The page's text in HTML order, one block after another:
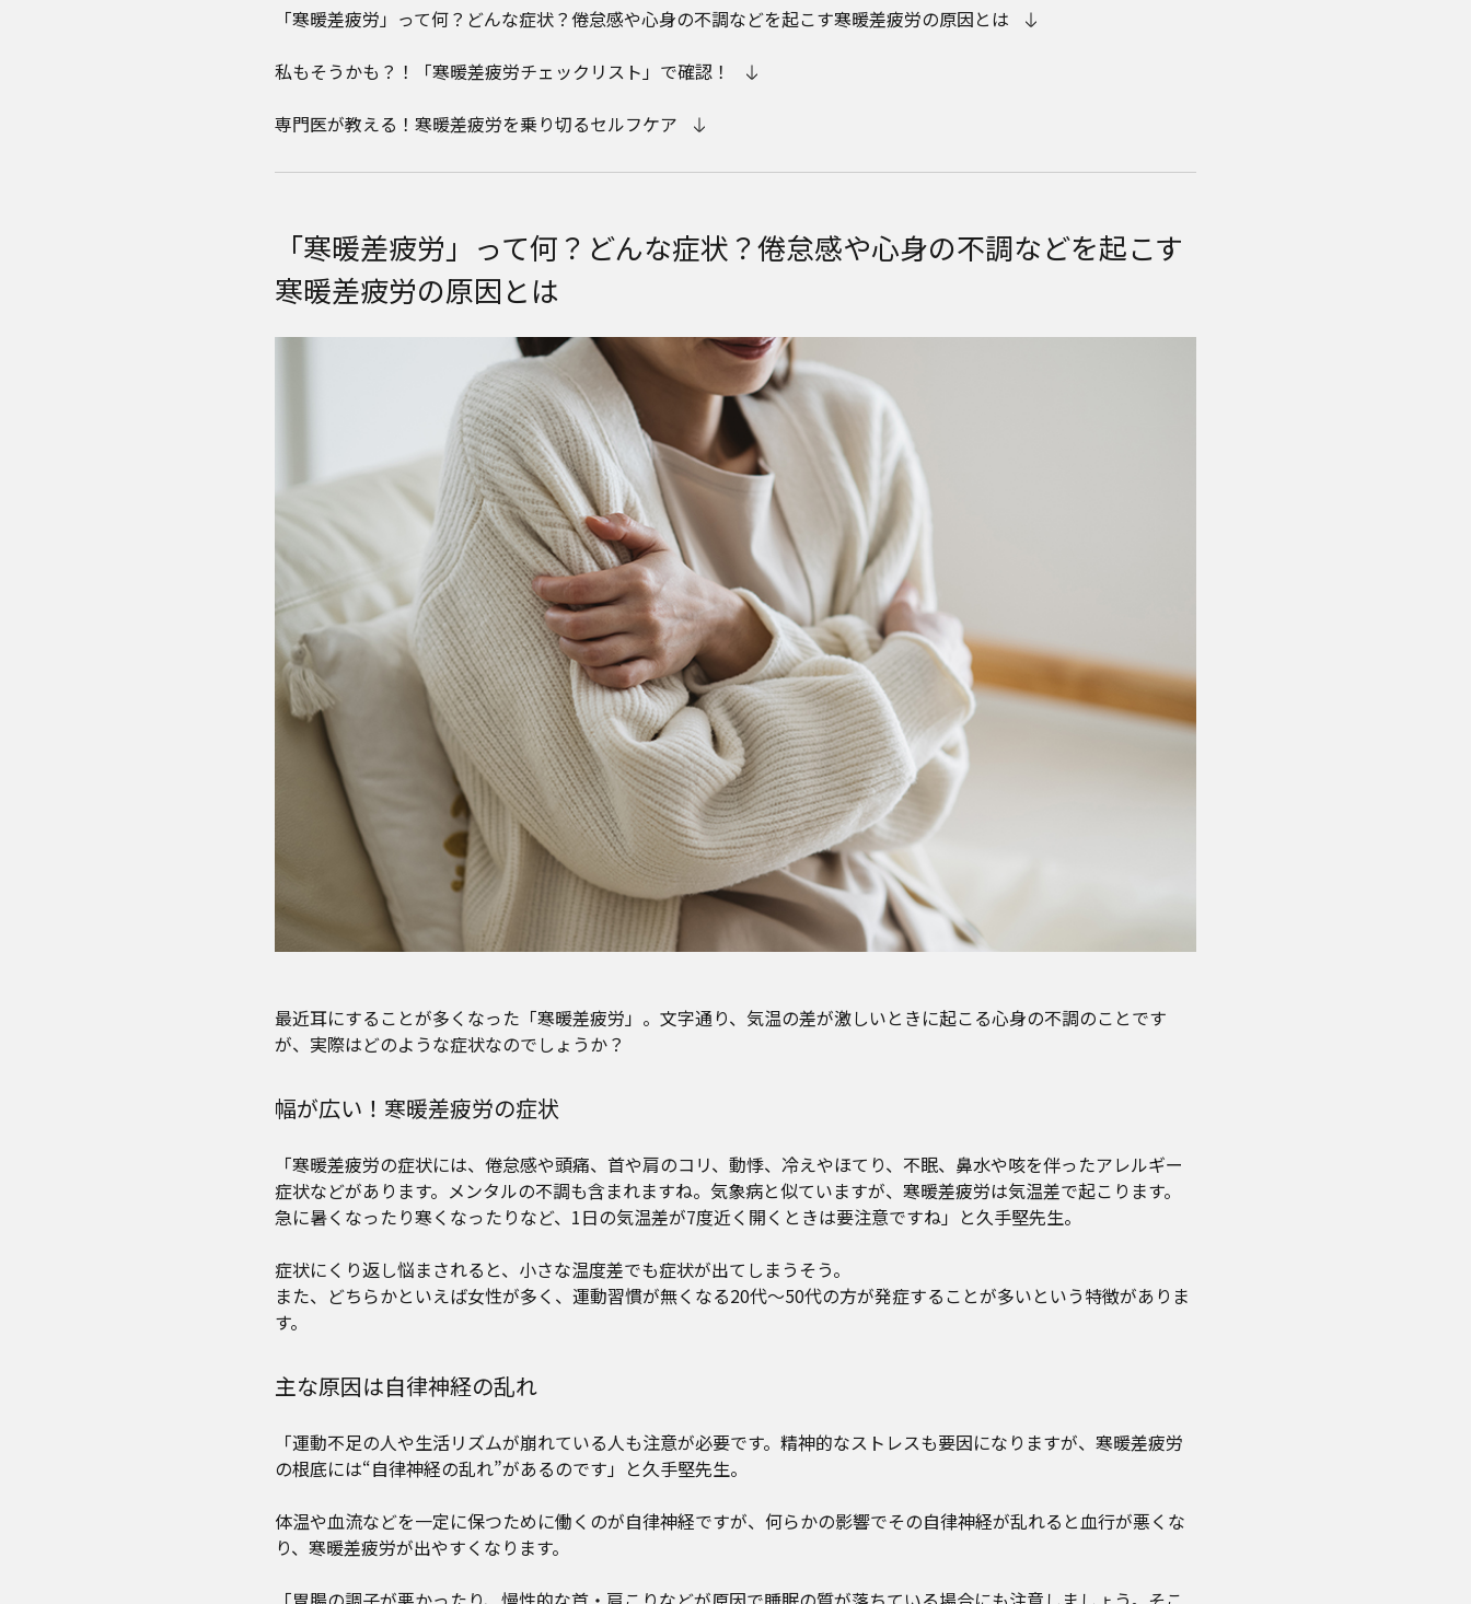
「寒暖差疲労」って何？どんな症状？倦怠感や心身の不調などを起こす寒暖差疲労の原因とは
私もそうかも？！「寒暖差疲労チェックリスト」で確認！
専門医が教える！寒暖差疲労を乗り切るセルフケア
「寒暖差疲労」って何？どんな症状？倦怠感や心身の不調などを起こす
寒暖差疲労の原因とは
最近耳にすることが多くなった「寒暖差疲労」。文字通り、気温の差が激しいときに起こる心身の不調のことです
が、実際はどのような症状なのでしょうか？
幅が広い！寒暖差疲労の症状
「寒暖差疲労の症状には、倦怠感や頭痛、首や肩のコリ、動悸、冷えやほてり、不眠、鼻水や咳を伴ったアレルギー
症状などがあります。メンタルの不調も含まれますね。気象病と似ていますが、寒暖差疲労は気温差で起こります。
急に暑くなったり寒くなったりなど、1日の気温差が7度近く開くときは要注意ですね」と久手堅先生。
症状にくり返し悩まされると、小さな温度差でも症状が出てしまうそう。
また、どちらかといえば女性が多く、運動習慣が無くなる20代〜50代の方が発症することが多いという特徴がありま
す。
主な原因は自律神経の乱れ
「運動不足の人や生活リズムが崩れている人も注意が必要です。精神的なストレスも要因になりますが、寒暖差疲労
の根底には“自律神経の乱れ”があるのです」と久手堅先生。
体温や血流などを一定に保つために働くのが自律神経ですが、何らかの影響でその自律神経が乱れると血行が悪くな
り、寒暖差疲労が出やすくなります。